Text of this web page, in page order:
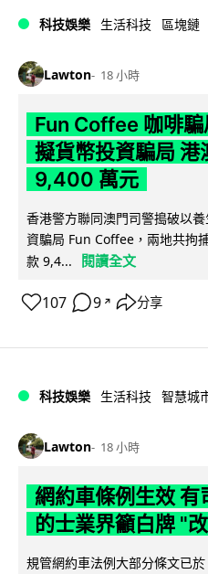
科技娛樂 生活科技 區塊鏈
Lawton 18 小時
Fun Coffee 咖啡
擬貨幣投資騙局 港
9,400 萬元
香港警方聯同澳門司警搗破以
資騙局 Fun Coffee，兩地共拘
款 9,4...
閱讀全文
107 9 ↗ 分享
科技娛樂 生活科技 智慧城
Lawton 18 小時
網約車條例生效
的士業界籲白牌 "
規管網約車法例大部分條文已